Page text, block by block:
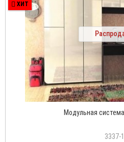
ХИТ
Модульная
3337-1